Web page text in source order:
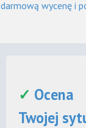
darmową wycenę i
✓ Ocena
Twojej